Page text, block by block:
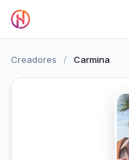
Creadores / Carmina